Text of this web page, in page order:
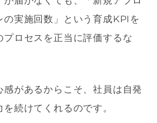
の実施回数」という育成KPIを
ロセスを正当に評価するな
があるからこそ、社員は自発
続けてくれるのです。